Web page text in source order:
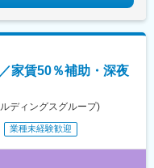
家賃50％補助・深夜
ディングスグループ)
業種未経験歓迎